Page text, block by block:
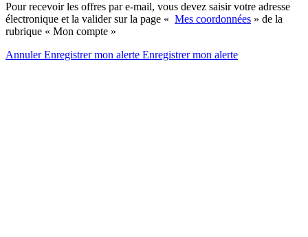
Pour recevoir les offres par e-mail, vous devez saisir votre adresse
électronique et la valider sur la page « Mes coordonnées » de la
rubrique « Mon compte »
AnnulerEnregistrer mon alerte Enregistrermon alerte